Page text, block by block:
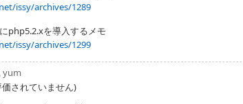
issy/archives/1289
php5.2.xを導入するメモ
issy/archives/1299
,yum
されていません)